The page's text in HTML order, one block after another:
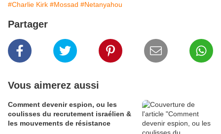
#Charlie Kirk #Mossad #Netanyahou
Partager
Vous aimerez aussi
Comment devenir espion, ou les
coulisses du recrutement israélien &
les mouvements de résistance